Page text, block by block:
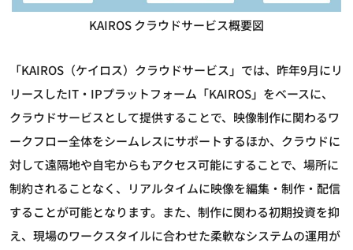
KAIROS クラウドサービス概要図
「KAIROS（ケイロス）クラウドサービス」では、昨年9月にリ
リースしたIT・IPプラットフォーム「KAIROS」をベースに、
クラウドサービスとして提供することで、映像制作に関わるワ
ークフロー全体をシームレスにサポートするほか、クラウドに
対して遠隔地や自宅からもアクセス可能にすることで、場所に
制約されることなく、リアルタイムに映像を編集・制作・配信
することが可能となります。また、制作に関わる初期投資を抑
え、現場のワークスタイルに合わせた柔軟なシステムの運用が